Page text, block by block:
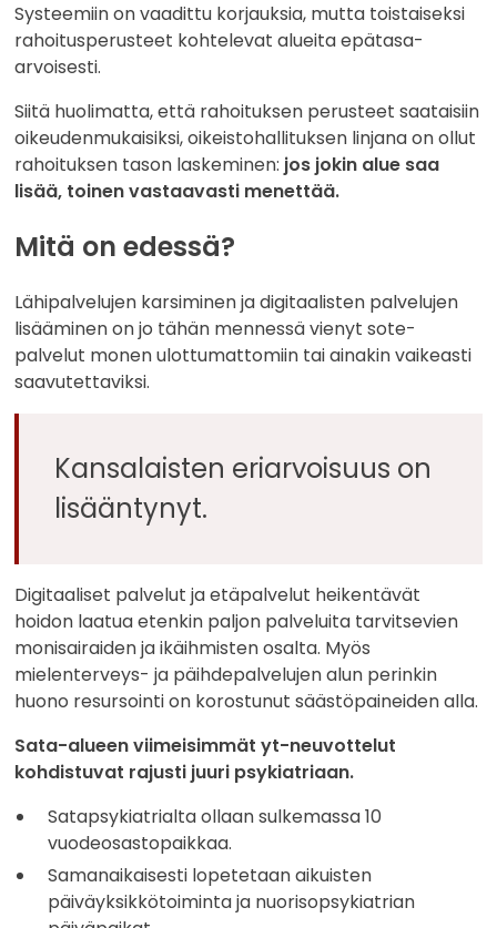
Systeemiin on vaadittu korjauksia, mutta toistaiseksi
rahoitusperusteet kohtelevat alueita epätasa-
arvoisesti.
Siitä huolimatta, että rahoituksen perusteet saataisiin
oikeudenmukaisiksi, oikeistohallituksen linjana on ollut
rahoituksen tason laskeminen: jos jokin alue saa
lisää, toinen vastaavasti menettää.
Mitä on edessä?
Lähipalvelujen karsiminen ja digitaalisten palvelujen
lisääminen on jo tähän mennessä vienyt sote-
palvelut monen ulottumattomiin tai ainakin vaikeasti
saavutettaviksi.
Kansalaisten eriarvoisuus on
lisääntynyt.
Digitaaliset palvelut ja etäpalvelut heikentävät
hoidon laatua etenkin paljon palveluita tarvitsevien
monisairaiden ja ikäihmisten osalta. Myös
mielenterveys- ja päihdepalvelujen alun perinkin
huono resursointi on korostunut säästöpaineiden alla.
Sata-alueen viimeisimmät yt-neuvottelut
kohdistuvat rajusti juuri psykiatriaan.
Satapsykiatrialta ollaan sulkemassa 10
vuodeosastopaikkaa.
Samanaikaisesti lopetetaan aikuisten
päiväyksikkötoiminta ja nuorisopsykiatrian